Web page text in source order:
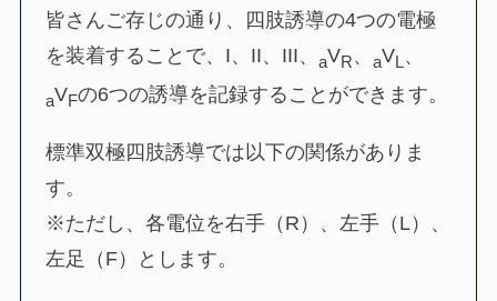
皆さんご存じの通り、四肢誘導の4つの電極
を装着することで、I、II、III、 aVR、 aVL、
aVFの6つの誘導を記録することができます。
標準双極四肢誘導では以下の関係がありま
す。
※ただし、各電位を右手（R）、左手（L）、
左足（F）とします。